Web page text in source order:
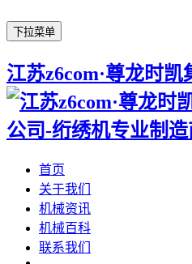
下拉菜单
江苏z6com·尊龙时凯
首页
关于我们
机械资讯
机械百科
联系我们